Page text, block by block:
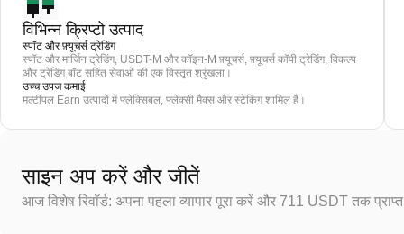
विभिन्न क्रिप्टो उत्पाद
स्पॉट और फ़्यूचर्स ट्रेडिंग
स्पॉट और मार्जिन ट्रेडिंग, USDT-M और कॉइन-M फ़्यूचर्स, फ़्यूचर्स कॉपी ट्रेडिंग, विकल्प
और ट्रेडिंग बॉट सहित सेवाओं की एक विस्तृत श्रृंखला।
उच्च उपज कमाई
मल्टीपल Earn उत्पादों में फ्लेक्सिबल, फ्लेक्सी मैक्स और स्टेकिंग शामिल हैं।
साइन अप करें और जीतें
आज विशेष रिवॉर्ड: अपना पहला व्यापार पूरा करें और 711 USDT तक